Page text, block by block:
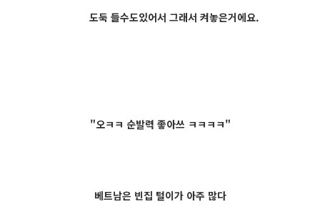
도둑 들수도있어서 그래서 켜놓은거에요.
"오ㅋㅋ 순발력 좋아쓰 ㅋㅋㅋㅋ"
베트남은 빈집 털이가 아주 많다